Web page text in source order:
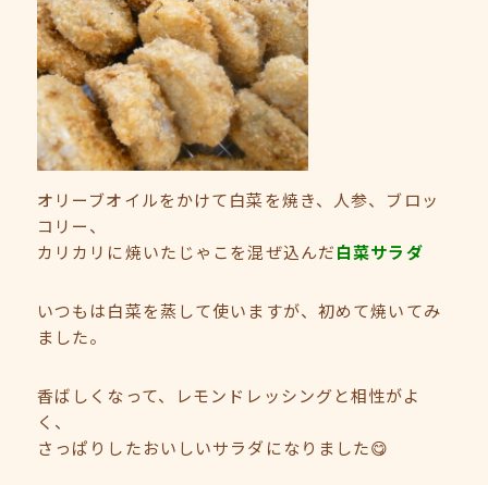
オリーブオイルをかけて白菜を焼き、人参、ブロッ
コリー、
カリカリに焼いたじゃこを混ぜ込んだ白菜サラダ
いつもは白菜を蒸して使いますが、初めて焼いてみ
ました。
香ばしくなって、レモンドレッシングと相性がよ
く、
さっぱりしたおいしいサラダになりました😋